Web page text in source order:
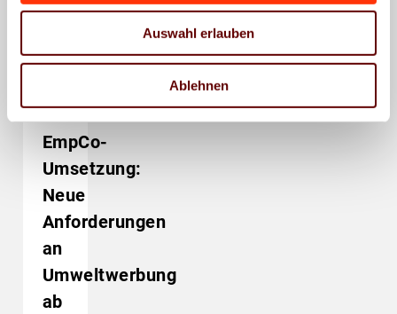
Auswahl erlauben
Ablehnen
Umweltwerbung
EmpCo-
Umsetzung:
Neue
Anforderungen
an
Umweltwerbung
ab